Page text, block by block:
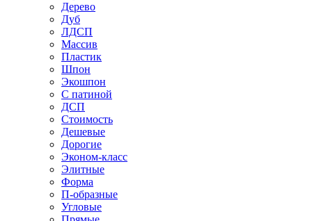
Дерево
Дуб
ЛДСП
Массив
Пластик
Шпон
Экошпон
С патиной
ДСП
Стоимость
Дешевые
Дорогие
Эконом-класс
Элитные
Форма
П-образные
Угловые